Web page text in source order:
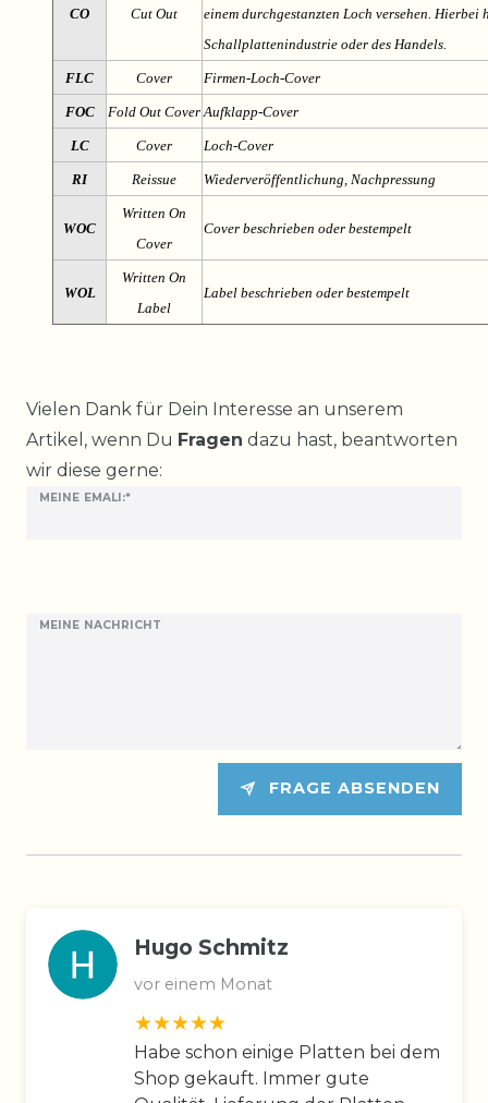
CO Cut Out
einem durchgestanzten Loch versehen. Hierbei
Schallplattenindustrie oder des Handels.
FLC Cover Firmen-Loch-Cover
FOC Fold Out Cover Aufklapp-Cover
LC Cover Loch-Cover
RI Reissue Wiederveröffentlichung, Nachpressung
WOC
Written On
Cover
Cover beschrieben oder bestempelt
WOL
Written On
Label
Label beschrieben oder bestempelt
Vielen Dank für Dein Interesse an unserem
Artikel, wenn Du Fragen dazu hast, beantworten
wir diese gerne:
MEINE EMALI:*
MEINE NACHRICHT
Ceres::Template.mailFormHoneypotLabel
FRAGE ABSENDEN
Hugo Schmitz
vor einem Monat
Habe schon einige Platten bei dem
Shop gekauft. Immer gute